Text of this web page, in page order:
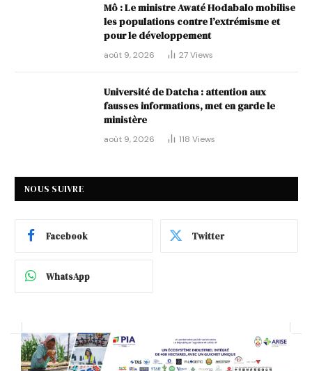
Mô : Le ministre Awaté Hodabalo mobilise
les populations contre l’extrémisme et
pour le développement
août 9, 2026 27Views
Université de Datcha : attention aux
fausses informations, met en garde le
ministère
août 9, 2026 118 Views
NOUS SUIVRE
Facebook Twitter
WhatsApp